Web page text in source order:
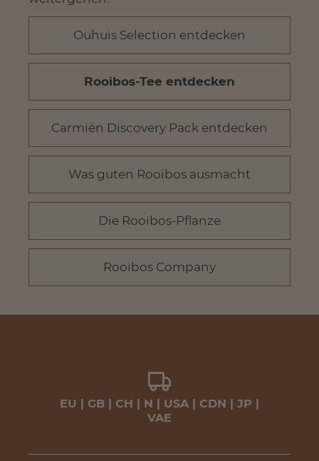
Ouhuis Selection entdecken
Rooibos-Tee entdecken
Carmién Discovery Pack entdecken
Was guten Rooibos ausmacht
Die Rooibos-Pflanze
Rooibos Company
EU | GB | CH | N | USA | CDN | JP |
VAE